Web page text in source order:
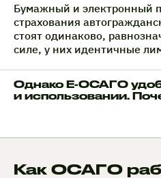
Бумажный и электронный
страхования
стоят одинаково,
силе, у них идентичные
Однако Е-ОСАГО
и использовании.
Как ОСАГО